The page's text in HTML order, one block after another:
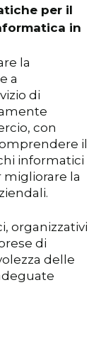
per il
in
la
a
di
con
il
informatici
la
organizzativi
di
delle